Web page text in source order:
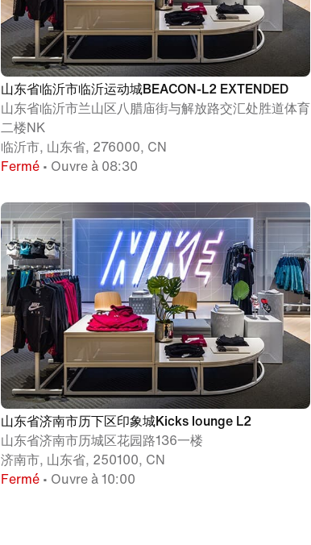
山东省临沂市临沂运动城BEACON-L2 EXTENDED
山东省临沂市兰山区八腊庙街与解放路交汇处胜道体育
二楼NK
临沂市, 山东省, 276000, CN
Fermé • Ouvre à 08:30
山东省济南市历下区印象城Kicks lounge L2
山东省济南市历城区花园路136一楼
济南市, 山东省, 250100, CN
Fermé • Ouvre à 10:00